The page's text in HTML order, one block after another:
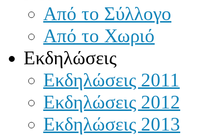
Από το Σύλλογο
Από το Χωριό
Εκδηλώσεις
Εκδηλώσεις 2011
Εκδηλώσεις 2012
Εκδηλώσεις 2013